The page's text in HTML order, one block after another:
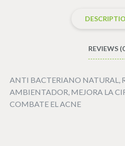
REVIEWS
ANTI BACTERIANO NATURAL,
AMBIENTADOR, MEJORA LA
COMBATE EL ACNE